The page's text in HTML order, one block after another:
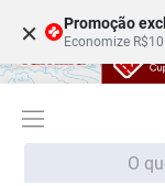
× Promoção
Economize
O que você está